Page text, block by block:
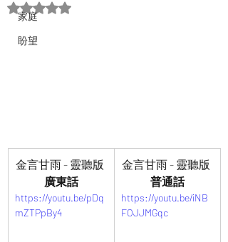
家庭
盼望
評等為 NaN（最高為 5 顆星）。
金言甘雨 - 靈聽版
廣東話
https://youtu.be/pDq
mZTPpBy4
金言甘雨 - 靈聽版
普通話
https://youtu.be/iNB
FOJJMGqc